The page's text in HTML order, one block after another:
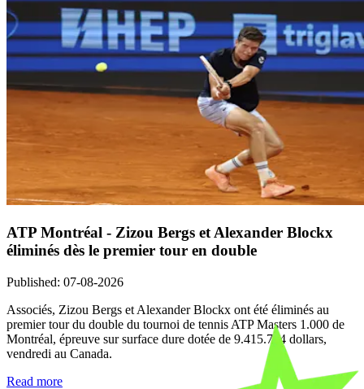
ATP Montréal - Zizou Bergs et Alexander Blockx
éliminés dès le premier tour en double
Published: 07-08-2026
Associés, Zizou Bergs et Alexander Blockx ont été éliminés au
premier tour du double du tournoi de tennis ATP Masters 1.000 de
Montréal, épreuve sur surface dure dotée de 9.415.724 dollars,
vendredi au Canada.
Read more